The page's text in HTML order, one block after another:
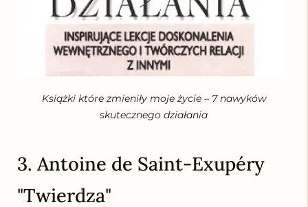
Książki które zmieniły moje życie – 7 nawyków
skutecznego działania
3. Antoine de Saint-Exupéry
"Twierdza"